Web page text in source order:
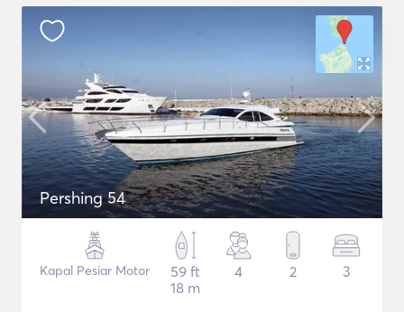
Pershing 54
Kapal Pesiar Motor
59 ft
18 m
4 2 3